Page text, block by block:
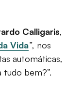
Calligaris,
Vida”, nos
automáticas,
bem?”.